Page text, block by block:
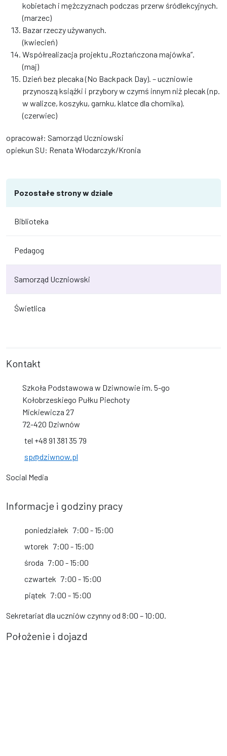
kobietach i mężczyznach podczas przerw śródlekcyjnych.
(marzec)
Bazar rzeczy używanych.
(kwiecień)
Współrealizacja projektu „Roztańczona majówka”.
(maj)
Dzień bez plecaka (No Backpack Day). – uczniowie
przynoszą książki i przybory w czymś innym niż plecak (np.
w walizce, koszyku, garnku, klatce dla chomika).
(czerwiec)
opracował: Samorząd Uczniowski
opiekun SU: Renata Włodarczyk/Kronia
Pozostałe strony w dziale
Biblioteka
Pedagog
Samorząd Uczniowski
Świetlica
Kontakt
Szkoła Podstawowa w Dziwnowie im. 5-go
Kołobrzeskiego Pułku Piechoty
Mickiewicza 27
72-420 Dziwnów
tel +48 91 381 35 79
sp@dziwnow.pl
Social Media
Informacje i godziny pracy
poniedziałek 7:00 - 15:00
wtorek 7:00 - 15:00
środa 7:00 - 15:00
czwartek 7:00 - 15:00
piątek 7:00 - 15:00
Sekretariat dla uczniów czynny od 8:00 – 10:00.
Położenie i dojazd